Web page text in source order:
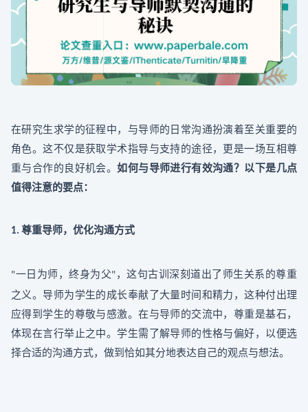
在研究生求学的征程中，与导师的日常沟通扮演着至关重要的
角色。这不仅是获取学术指导与支持的途径，更是一场互相尊
重与合作的良好机会。如何与导师进行有效沟通？以下是几点
值得注意的要点：
1. 尊重导师，优化沟通方式
"一日为师，终身为父" ，这句古训深刻道出了师生关系的尊重
之义。导师为学生的成长奉献了大量时间和精力，这种付出理
应得到学生的尊敬与感激。在与导师的交流中，尊重是基石，
体现在言行举止之中。学生需了解导师的性格与偏好，以便选
择合适的沟通方式，做到恰如其分地表达自己的观点与想法。